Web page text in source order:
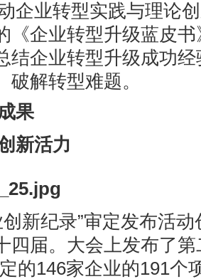
企业转型实践与理论
《企业转型升级蓝皮
结企业转型升级成功
破解转型难题。
果
新活力
创新纪录”审定发布活
四届。大会上发布了第
的146家企业的191个